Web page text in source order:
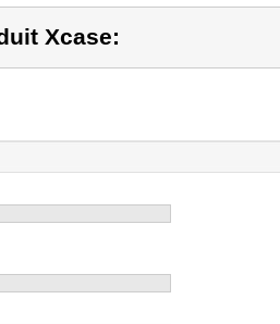
Xcase: